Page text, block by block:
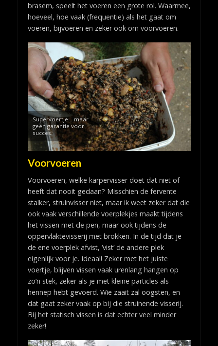
brasem, speelt het voeren een grote rol. Waarmee,
hoeveel, hoe vaak (frequentie) als het gaat om
voeren, bijvoeren en zeker ook om voorvoeren.
Supervoertje… maar
geen garantie voor
succes.
Voorvoeren
Voorvoeren, welke karpervisser doet dat niet of
heeft dat nooit gedaan? Misschien de fervente
stalker, struinvisser niet, maar ik weet zeker dat die
ook vaak verschillende voerplekjes maakt tijdens
het vissen met de pen, maar ook tijdens de
oppervlaktevisserij met brokken. In de tijd dat je
de ene voerplek afvist, ‘vist’ de andere plek
eigenlijk voor je. Ideaal! Zeker met het juiste
voertje, blijven vissen vaak urenlang hangen op
zo’n stek, zeker als je met kleine particles als
hennep hebt gevoerd. Wie zaait zal oogsten, en
dat gaat zeker vaak op bij die struinende visserij.
Bij het statisch vissen is dat echter veel minder
zeker!